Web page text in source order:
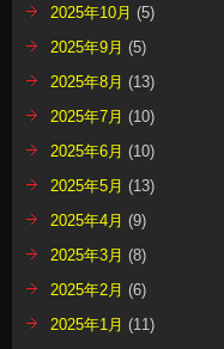
2025年10月 (5)
2025年9月 (5)
2025年8月 (13)
2025年7月 (10)
2025年6月 (10)
2025年5月 (13)
2025年4月 (9)
2025年3月 (8)
2025年2月 (6)
2025年1月 (11)